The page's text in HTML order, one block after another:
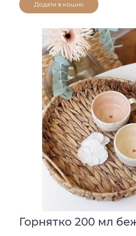
Додати в кошик
Горнятко 200 мл